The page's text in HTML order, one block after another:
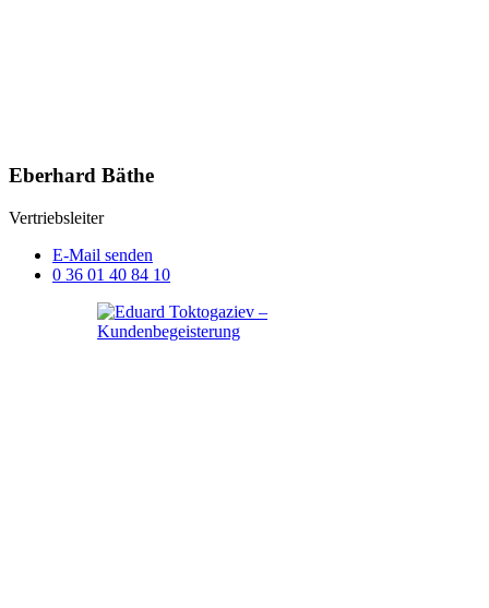
Eberhard Bäthe
Vertriebsleiter
E-Mail senden
0 36 01 40 84 10